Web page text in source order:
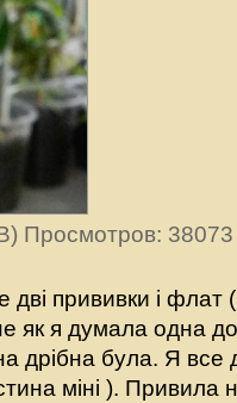
Просмотров: 38073
прививки і флат
я думала одна
дрібна була. Я
міні ). Привила